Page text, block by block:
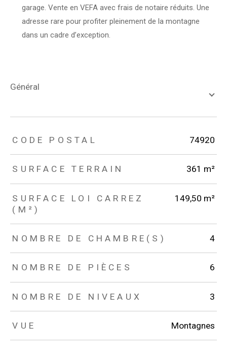
garage. Vente en VEFA avec frais de notaire réduits. Une
adresse rare pour profiter pleinement de la montagne
dans un cadre d’exception.
général
TRAD_ZEPHYR_Caracteristique TRAD_ZEPHYR_Valeurs
CODE POSTAL 74920
SURFACE TERRAIN 361 m²
SURFACE LOI CARREZ
(M²)
149,50 m²
NOMBRE DE CHAMBRE(S) 4
NOMBRE DE PIÈCES 6
NOMBRE DE NIVEAUX 3
VUE Montagnes